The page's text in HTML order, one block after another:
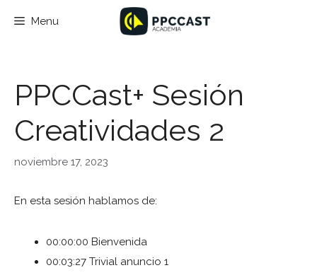
Menu
PPCCast+ Sesión
Creatividades 2
noviembre 17, 2023
En esta sesión hablamos de:
00:00:00 Bienvenida
00:03:27 Trivial anuncio 1